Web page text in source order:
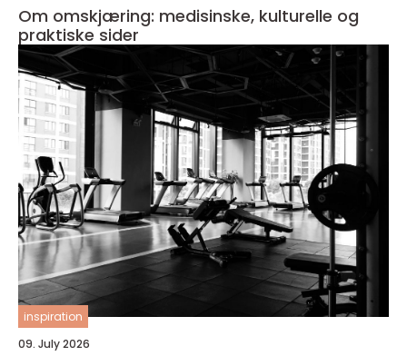
Om omskjæring: medisinske, kulturelle og
praktiske sider
inspiration
09. July 2026